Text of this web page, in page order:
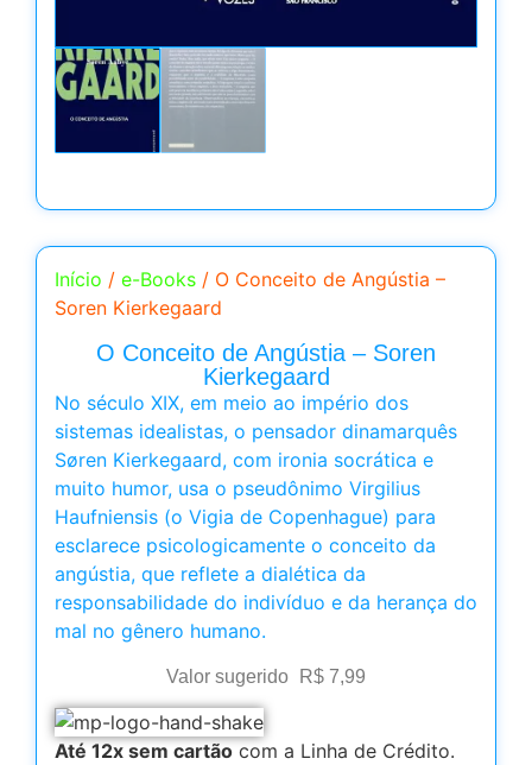
Início / e-Books / O Conceito de Angústia –
Soren Kierkegaard
O Conceito de Angústia – Soren
Kierkegaard
No século XIX, em meio ao império dos
sistemas idealistas, o pensador dinamarquês
Søren Kierkegaard, com ironia socrática e
muito humor, usa o pseudônimo Virgilius
Haufniensis (o Vigia de Copenhague) para
esclarece psicologicamente o conceito da
angústia, que reflete a dialética da
responsabilidade do indivíduo e da herança do
mal no gênero humano.
Valor sugerido R$ 7,99
Até 12x sem cartão com a Linha de Crédito.